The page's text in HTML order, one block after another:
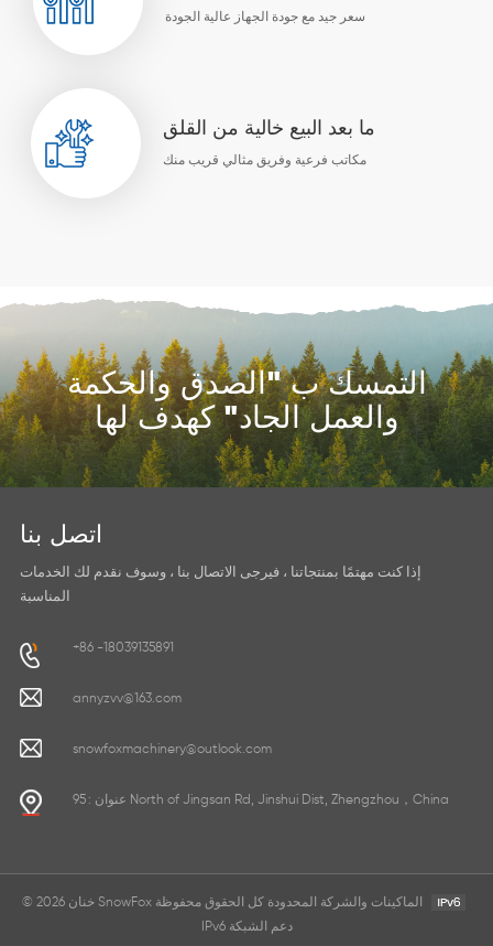
سعر جيد مع جودة الجهاز عالية الجودة
ما بعد البيع خالية من القلق
مكاتب فرعية وفريق مثالي قريب منك
التمسك ب "الصدق والحكمة
والعمل الجاد" كهدف لها
اتصل بنا
إذا كنت مهتمًا بمنتجاتنا ، فيرجى الاتصال بنا ، وسوف نقدم لك الخدمات
المناسبة
+86 -18039135891
annyzvv@163.com
snowfoxmachinery@outlook.com
عنوان : 95 North of Jingsan Rd, Jinshui Dist, Zhengzhou，China
IPv6 دعم الشبكة